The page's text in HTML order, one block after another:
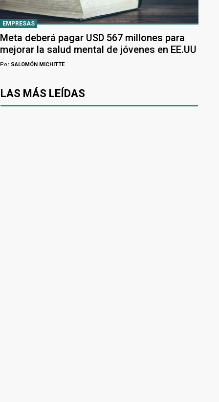
EMPRESAS
Meta deberá pagar USD 567 millones para
mejorar la salud mental de jóvenes en EE.UU
Por SALOMÓN MICHITTE
LAS MÁS LEÍDAS